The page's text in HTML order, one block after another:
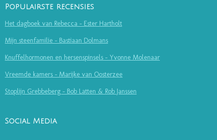
Populairste recensies
Het dagboek van Rebecca - Ester Hartholt
Mijn steenfamilie - Bastiaan Dolmans
Knuffelhormonen en hersenspinsels - Yvonne Molenaar
Vreemde kamers - Marijke van Oosterzee
Stoplijn Grebbeberg - Bob Latten & Rob Janssen
Social Media